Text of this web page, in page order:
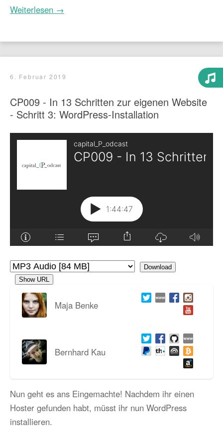
Weiterlesen →
6. Februar 2019
CP009 - In 13 Schritten zur eigenen Website
- Schritt 3: WordPress-Installation
Download
Show URL
Maja Benke
Bernhard Kau
Nun geht es ans Eingemachte! Nachdem ihr einen
Hoster gefunden habt, müsst ihr nun WordPress
installieren.